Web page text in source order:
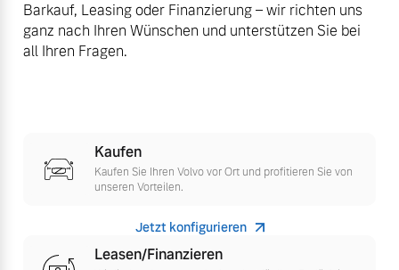
Versicherung
Barkauf, Leasing oder Finanzierung – wir richten uns
ganz nach Ihren Wünschen und unterstützen Sie bei
all Ihren Fragen.
Kaufen
Kaufen Sie Ihren Volvo vor Ort und profitieren Sie von
unseren Vorteilen.
Jetzt konfigurieren
Leasen/Finanzieren